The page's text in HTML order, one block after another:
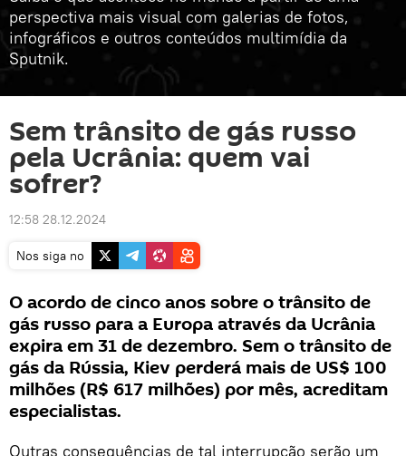
perspectiva mais visual com galerias de fotos,
infográficos e outros conteúdos multimídia da
Sputnik.
Sem trânsito de gás russo
pela Ucrânia: quem vai
sofrer?
12:58 28.12.2024
Nos siga no
O acordo de cinco anos sobre o trânsito de
gás russo para a Europa através da Ucrânia
expira em 31 de dezembro. Sem o trânsito de
gás da Rússia, Kiev perderá mais de US$ 100
milhões (R$ 617 milhões) por mês, acreditam
especialistas.
Outras consequências de tal interrupção serão um